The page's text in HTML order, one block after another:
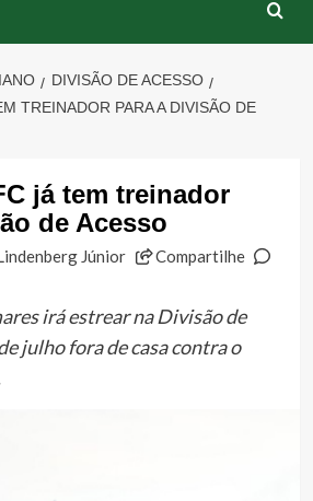
DIVISÃO DE ACESSO
TREINADOR PARA A DIVISÃO DE
já tem treinador
de Acesso
Júnior
Compartilhe
irá estrear na Divisão de
julho fora de casa contra o